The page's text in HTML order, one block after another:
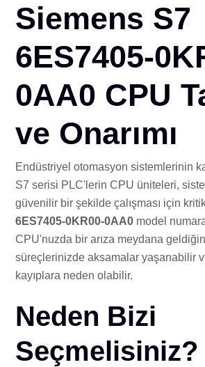
Siemens S7
6ES7405-
0AA0 CPU
ve Onarımı
Endüstriyel otomasyon sistemlerinin
S7 serisi PLC'lerin CPU üniteleri,
güvenilir bir şekilde çalışması için
6ES7405-0KR00-0AA0model
CPU'nuzda bir arıza meydana
süreçlerinizde aksamalar yaşanabilir
kayıplara neden olabilir.
Neden Bizi
Seçmelisiniz?